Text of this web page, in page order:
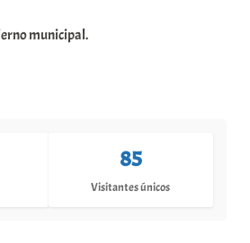
municipal.
85
Visitantes únicos